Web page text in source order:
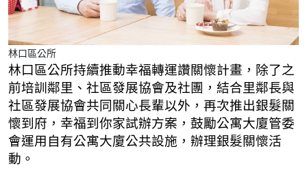
林口區公所
林口區公所持續推動幸福轉運讚關懷計畫，除了之
前培訓鄰里、社區發展協會及社團，結合里鄰長與
社區發展協會共同關心長輩以外，再次推出銀髮關
懷到府，幸福到你家試辦方案，鼓勵公寓大廈管委
會運用自有公寓大廈公共設施，辦理銀髮關懷活
動。